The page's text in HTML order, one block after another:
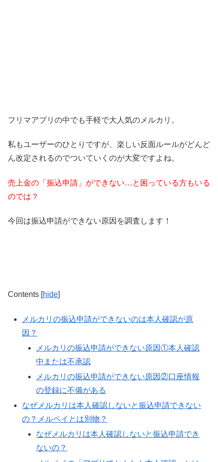
フリマアプリの中でも手軽で大人気の メルカリ 。
私もユーザーのひとりですが、楽しい反面ルールがどんど
ん改定されるのでついていくのが大変ですよね。
売上金の「振込申請」ができない…と困っている方もいる
のでは？
今回は振込申請ができない原因を調査します！
Contents [hide]
メルカリの振込申請ができないのは本人確認が原
因？
メルカリの振込申請ができない原因①本人確認
中または不承認
メルカリの振込申請ができない原因②口座情報
の登録に不備がある
なぜメルカリは本人確認しないと振込申請できない
の？メルペイとは別物？
なぜメルカリは本人確認しないと振込申請でき
ないの？